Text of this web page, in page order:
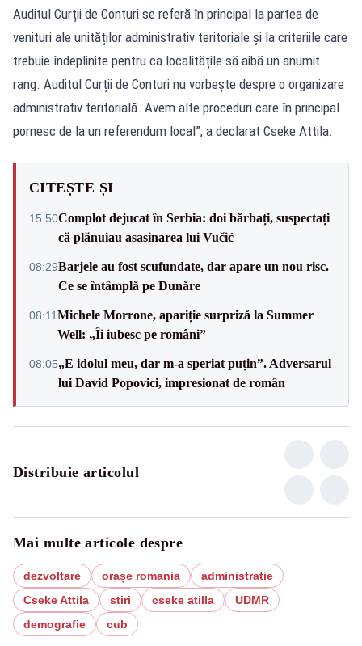
Auditul Curții de Conturi se referă în principal la partea de
venituri ale unităților administrativ teritoriale și la criteriile care
trebuie îndeplinite pentru ca localitățile să aibă un anumit
rang. Auditul Curții de Conturi nu vorbește despre o organizare
administrativ teritorială. Avem alte proceduri care în principal
pornesc de la un referendum local”, a declarat Cseke Attila.
CITEȘTE ȘI
15:50Complot dejucat în Serbia: doi bărbați, suspectați
că plănuiau asasinarea lui Vučić
08:29Barjele au fost scufundate, dar apare un nou risc.
Ce se întâmplă pe Dunăre
08:11Michele Morrone, apariție surpriză la Summer
Well: „Îi iubesc pe români”
08:05„E idolul meu, dar m-a speriat puțin”. Adversarul
lui David Popovici, impresionat de român
Distribuie articolul
Mai multe articole despre
dezvoltare orașe romania
administratie
Cseke Attila
stiri cseke atilla
UDMR
demografie
cub